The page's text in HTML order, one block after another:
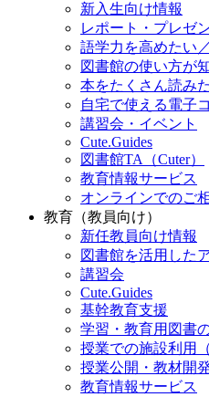
新入生向け情報
レポート・プレゼ
語学力を高めたい
図書館の使い方が
本をたくさん読み
自宅で使える電子
講習会・イベント
Cute.Guides
図書館TA（Cuter）
教育情報サービス
オンラインでのご
教育（教員向け）
新任教員向け情報
図書館を活用した
講習会
Cute.Guides
基幹教育支援
学習・教育用図書
授業での施設利用
授業公開・教材開
教育情報サービス